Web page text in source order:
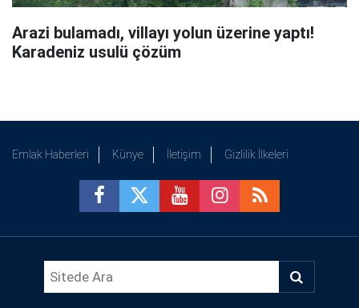
Arazi bulamadı, villayı yolun üzerine yaptı!
Karadeniz usulü çözüm
Emlak Haberleri Künye İletişim Gizlilik İlkeleri